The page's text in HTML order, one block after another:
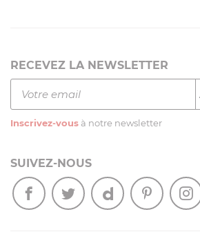
RECEVEZ LA NEWSLETTER
Inscrivez-vous à notre newsletter
SUIVEZ-NOUS